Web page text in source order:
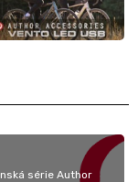
série Author